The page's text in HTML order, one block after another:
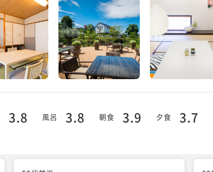
3.8 風呂 3.8 朝食 3.9 夕食 3.7